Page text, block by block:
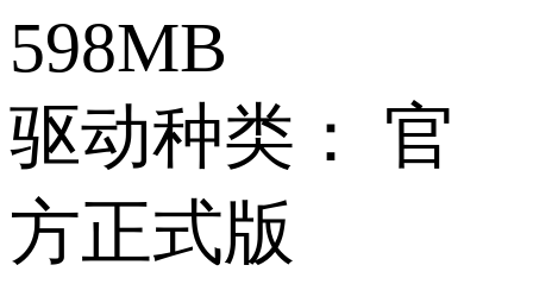
598MB
驱动种类：
官
方正式版